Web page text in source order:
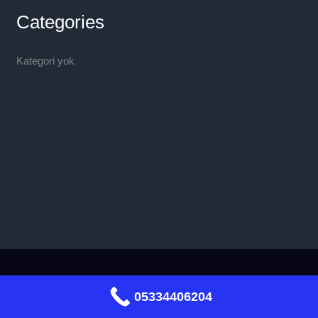
Categories
Kategori yok
05334406204